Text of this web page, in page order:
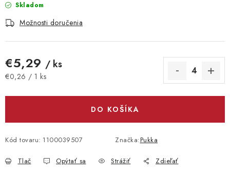
Skladom
Možnosti doručenia
€5,29 / ks
Jednotková cena:
€0,26 / 1 ks
DO KOŠÍKA
Kód tovaru: 1100039507 Značka:Pukka
Tlač Opýtať sa Strážiť Zdieľať